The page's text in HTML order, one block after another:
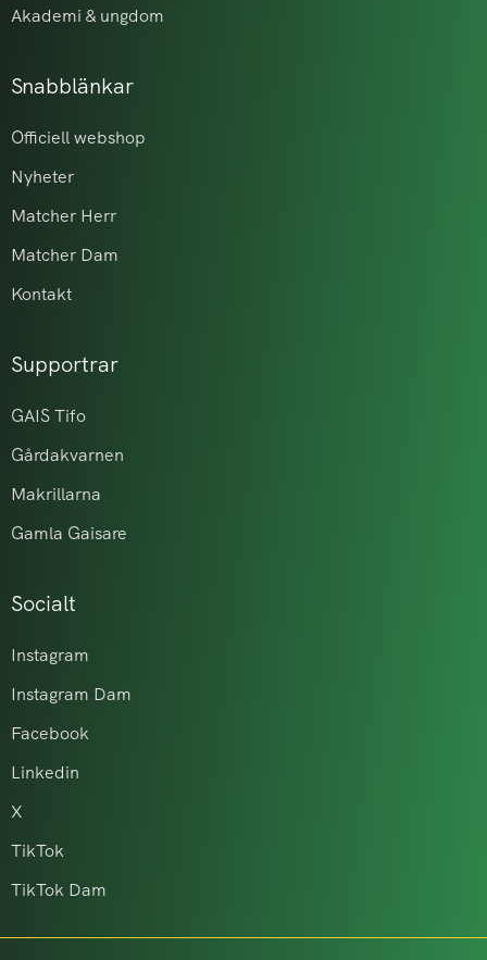
Akademi & ungdom
Snabblänkar
Officiell webshop
Nyheter
Matcher Herr
Matcher Dam
Kontakt
Supportrar
GAIS Tifo
Gårdakvarnen
Makrillarna
Gamla Gaisare
Socialt
Instagram
Instagram Dam
Facebook
Linkedin
X
TikTok
TikTok Dam